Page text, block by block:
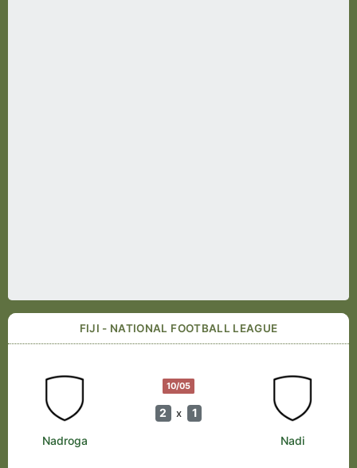
FIJI - NATIONAL FOOTBALL LEAGUE
10/05
2 x 1
Nadroga Nadi